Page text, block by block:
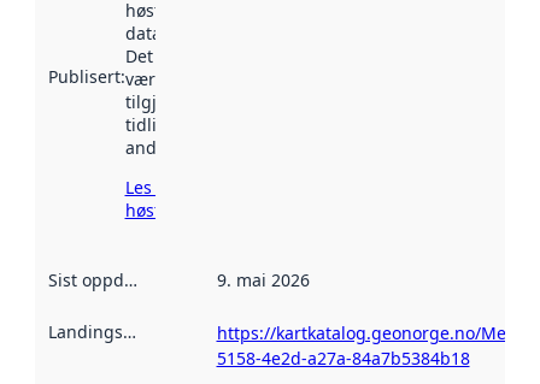
Publisert:
høstet av
data.norge.no.
Det kan ha
vært
tilgjengelig
tidligere
andre steder.
Les mer om
høsting her
Sist oppdatert 9. mai 2026
Landingsside
https://kartkatalog.geonorge.no/
5158-4e2d-a27a-84a7b5384b18